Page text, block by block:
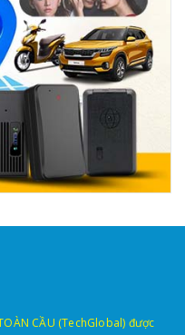
CẦU (TechGlobal) được